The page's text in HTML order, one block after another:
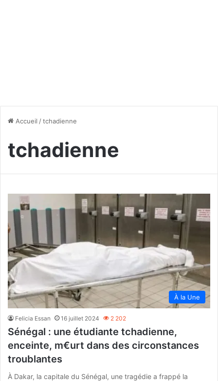
Accueil /tchadienne
tchadienne
À la Une
Felicia Essan 16 juillet 2024 2 202
Sénégal : une étudiante tchadienne,
enceinte, m€urt dans des circonstances
troublantes
À Dakar, la capitale du Sénégal, une tragédie a frappé la